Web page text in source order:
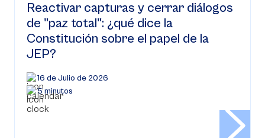
Reactivar capturas y cerrar diálogos
de "paz total": ¿qué dice la
Constitución sobre el papel de la
JEP?
16 de Julio de 2026
5 minutos